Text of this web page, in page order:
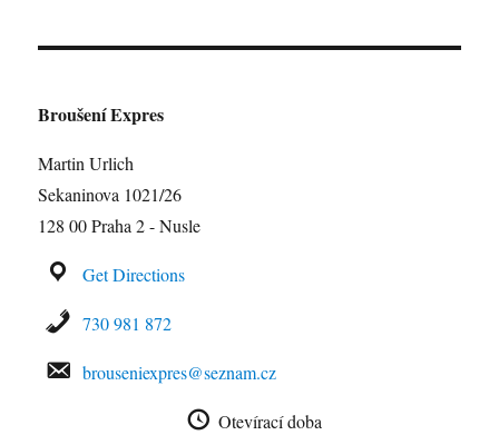
Broušení Expres
Martin Urlich
Sekaninova 1021/26
128 00 Praha 2 - Nusle
Get Directions
730 981 872
brouseniexpres@seznam.cz
Otevírací doba